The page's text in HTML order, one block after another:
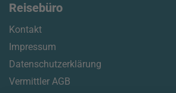
Reisebüro
Kontakt
Impressum
Datenschutzerklärung
Vermittler AGB